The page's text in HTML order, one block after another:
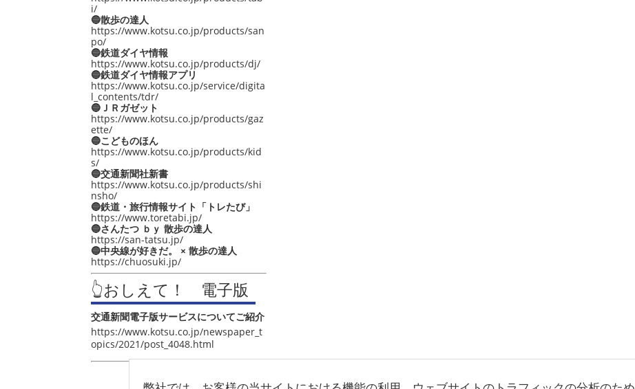
i/
🔵散歩の達人
https://www.kotsu.co.jp/products/san
po/
🔵鉄道ダイヤ情報
https://www.kotsu.co.jp/products/dj/
🔵鉄道ダイヤ情報アプリ
https://www.kotsu.co.jp/service/digita
l_contents/tdr/
🔵ＪＲガゼット
https://www.kotsu.co.jp/products/gaz
ette/
🔵こどものほん
https://www.kotsu.co.jp/products/kid
s/
🔵交通新聞社新書
https://www.kotsu.co.jp/products/shi
nsho/
🔵鉄道・旅行情報サイト「トレたび」
https://www.toretabi.jp/
🔵さんたつ ｂｙ 散歩の達人
https://san-tatsu.jp/
🔵中央線が好きだ。 × 散歩の達人
https://chuosuki.jp/
👆おしえて！ 電子版
交通新聞電子版サービスについてご紹介
https://www.kotsu.co.jp/newspaper_t
opics/2021/post_4048.html